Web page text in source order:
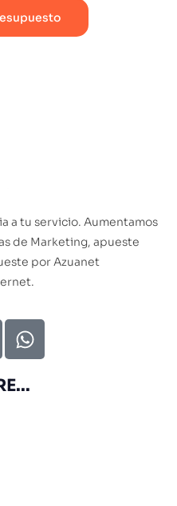
a tu servicio. Aumentamos
de Marketing, apueste
por Azuanet